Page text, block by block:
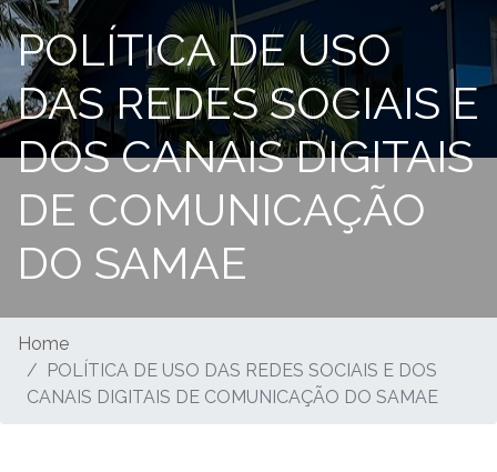
POLÍTICA DE USO
DAS REDES SOCIAIS E
DOS CANAIS DIGITAIS
DE COMUNICAÇÃO
DO SAMAE
Home
POLÍTICA DE USO DAS REDES SOCIAIS E DOS
CANAIS DIGITAIS DE COMUNICAÇÃO DO SAMAE